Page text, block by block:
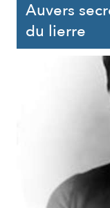
Auvers
du lierre